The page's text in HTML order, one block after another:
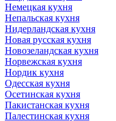
Немецкая кухня
Непальская кухня
Нидерландская кухня
Новая русская кухня
Новозеландская кухня
Норвежская кухня
Нордик кухня
Одесская кухня
Осетинская кухня
Пакистанская кухня
Палестинская кухня